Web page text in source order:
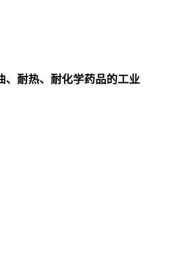
、耐热、耐化学药品的工业